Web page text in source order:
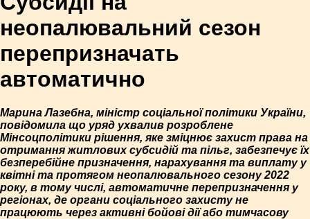
неопалювальний сезон
перепризначать
автоматично
Марина Лазебна, міністр соціальної політики України,
повідомила що уряд ухвалив розроблене
Мінсоцполітики рішення, яке зміцнює захист права на
отримання житлових субсидій та пільг, забезпечує їх
безперебійне призначення, нарахування та виплату у
квітні та протягом неопалювального сезону 2022
року, в тому числі, автоматичне перепризначення у
регіонах, де органи соціального захисту не
працюють через активні бойові дії або тимчасову